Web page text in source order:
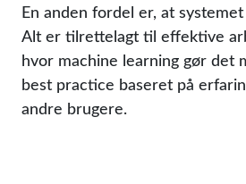
En anden fordel er, at
Alt er tilrettelagt til effektive
hvor machine learning gør det
best practice baseret på
andre brugere.